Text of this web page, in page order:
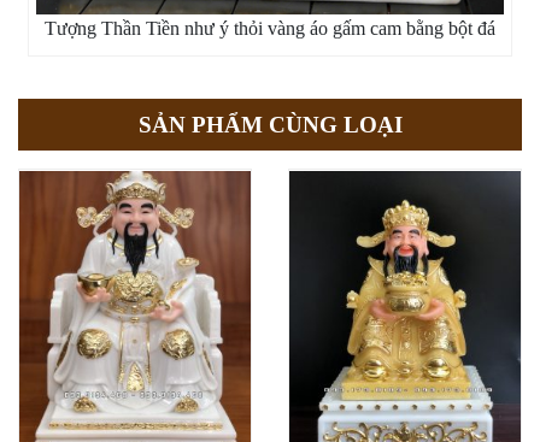
Tượng Thần Tiền như ý thỏi vàng áo gấm cam bằng bột đá
SẢN PHẨM CÙNG LOẠI